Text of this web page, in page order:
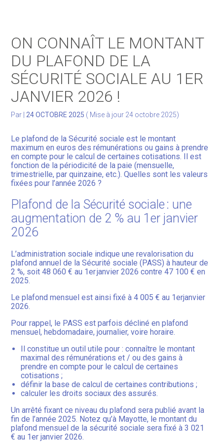
Gérer votre patrimoine
Facturation Électronique
ON CONNAÎT LE MONTANT
DU PLAFOND DE LA
SÉCURITÉ SOCIALE AU 1ER
JANVIER 2026 !
Par 24 OCTOBRE 2025 ( Mise à jour 24 octobre 2025)
Le plafond de la Sécurité sociale est le montant
maximum en euros des rémunérations ou gains à prendre
en compte pour le calcul de certaines cotisations. Il est
fonction de la périodicité de la paie (mensuelle,
trimestrielle, par quinzaine, etc.). Quelles sont les valeurs
fixées pour l’année 2026 ?
Plafond de la Sécurité sociale : une
augmentation de 2 % au 1er janvier
2026
L’administration sociale indique une revalorisation du
plafond annuel de la Sécurité sociale (PASS) à hauteur de
2 %, soit 48 060 € au 1er janvier 2026 contre 47 100 € en
2025.
Le plafond mensuel est ainsi fixé à 4 005 € au 1erjanvier
2026.
Pour rappel, le PASS est parfois décliné en plafond
mensuel, hebdomadaire, journalier, voire horaire.
Il constitue un outil utile pour : connaître le montant
maximal des rémunérations et / ou des gains à
prendre en compte pour le calcul de certaines
cotisations ;
définir la base de calcul de certaines contributions ;
calculer les droits sociaux des assurés.
Un arrêté fixant ce niveau du plafond sera publié avant la
fin de l’année 2025. Notez qu’à Mayotte, le montant du
plafond mensuel de la sécurité sociale sera fixé à 3 021
€ au 1er janvier 2026.